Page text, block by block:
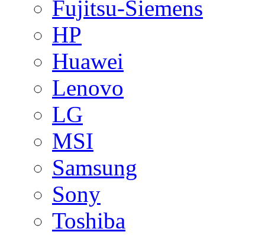
Fujitsu-Siemens
HP
Huawei
Lenovo
LG
MSI
Samsung
Sony
Toshiba